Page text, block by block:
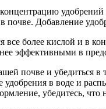
Добавление
все более кислой и в
эффективными в
почве и убедиться
удобрения в воде и
убедитесь,